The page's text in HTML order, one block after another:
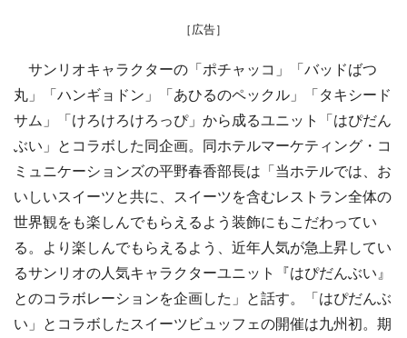
［広告］
サンリオキャラクターの「ポチャッコ」「バッドばつ
丸」「ハンギョドン」「あひるのペックル」「タキシード
サム」「けろけろけろっぴ」から成るユニット「はぴだん
ぶい」とコラボした同企画。同ホテルマーケティング・コ
ミュニケーションズの平野春香部長は「当ホテルでは、お
いしいスイーツと共に、スイーツを含むレストラン全体の
世界観をも楽しんでもらえるよう装飾にもこだわってい
る。より楽しんでもらえるよう、近年人気が急上昇してい
るサンリオの人気キャラクターユニット『はぴだんぶい』
とのコラボレーションを企画した」と話す。「はぴだんぶ
い」とコラボしたスイーツビュッフェの開催は九州初。期